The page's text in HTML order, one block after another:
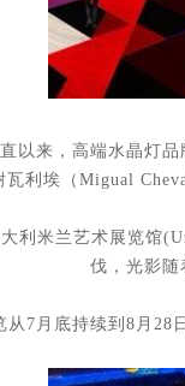
以来，高端水晶灯
瓦利埃（Migual
大利米兰艺术展览馆
伐，光影随
从7月底持续到8月28